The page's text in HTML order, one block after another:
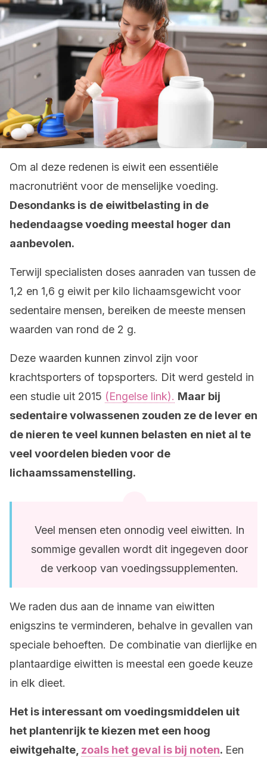
Om al deze redenen is eiwit een essentiële
macronutriënt voor de menselijke voeding.
Desondanks is de eiwitbelasting in de
hedendaagse voeding meestal hoger dan
aanbevolen.
Terwijl specialisten doses aanraden van tussen de
1,2 en 1,6 g eiwit per kilo lichaamsgewicht voor
sedentaire mensen, bereiken de meeste mensen
waarden van rond de 2 g.
Deze waarden kunnen zinvol zijn voor
krachtsporters of topsporters. Dit werd gesteld in
een studie uit 2015 (Engelse link). Maar bij
sedentaire volwassenen zouden ze de lever en
de nieren te veel kunnen belasten en niet al te
veel voordelen bieden voor de
lichaamssamenstelling.
Veel mensen eten onnodig veel eiwitten. In
sommige gevallen wordt dit ingegeven door
de verkoop van voedingssupplementen.
We raden dus aan de inname van eiwitten
enigszins te verminderen, behalve in gevallen van
speciale behoeften. De combinatie van dierlijke en
plantaardige eiwitten is meestal een goede keuze
in elk dieet.
Het is interessant om voedingsmiddelen uit
het plantenrijk te kiezen met een hoog
eiwitgehalte, zoals het geval is bij noten. Een